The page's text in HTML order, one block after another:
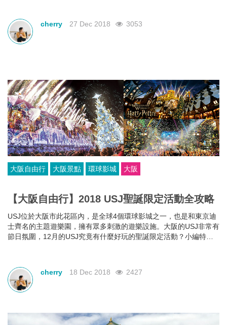
cherry 27 Dec 2018 3053
大阪自由行 大阪景點 環球影城 大阪
【大阪自由行】2018 USJ聖誕限定活動全攻略
USJ位於大阪市此花區內，是全球4個環球影城之一，也是和東京迪
士齊名的主題遊樂園，擁有眾多刺激的遊樂設施。大阪的USJ非常有
節日氛圍，12月的USJ究竟有什麼好玩的聖誕限定活動？小編特意
cherry 18 Dec 2018 2427